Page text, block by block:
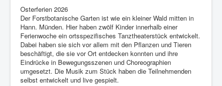
Osterferien 2026
Der Forstbotanische Garten ist wie ein kleiner Wald mitten in
Hann. Münden. Hier haben zwölf Kinder innerhalb einer
Ferienwoche ein ortsspezifisches Tanztheaterstück entwickelt.
Dabei haben sie sich vor allem mit den Pflanzen und Tieren
beschäftigt, die sie vor Ort entdecken konnten und ihre
Eindrücke in Bewegungsszenen und Choreographien
umgesetzt. Die Musik zum Stück haben die Teilnehmenden
selbst entwickelt und live gespielt.